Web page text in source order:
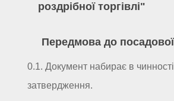
роздрібної торгівлі"
Передмова до посадової
0.1. Документ набирає в
затвердження.